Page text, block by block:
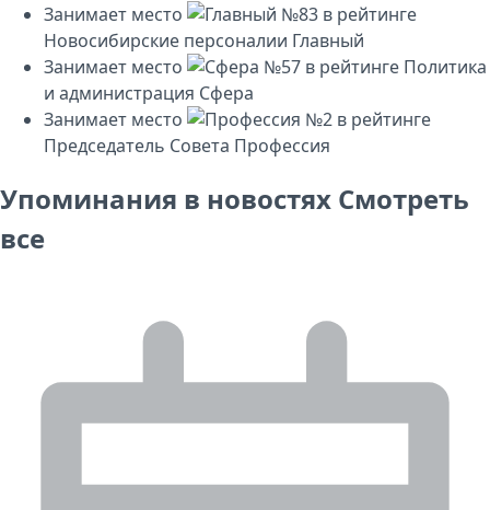
Занимает место №83 в рейтинге
Новосибирские персоналии Главный
Занимает место
№57 в рейтинге Политика
и администрация Сфера
Занимает место
№2 в рейтинге
Председатель Совета Профессия
Упоминания в новостях Смотреть
все